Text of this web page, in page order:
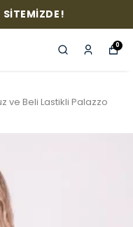
SİTEMİZDE!
0
ve Beli Lastikli Palazzo